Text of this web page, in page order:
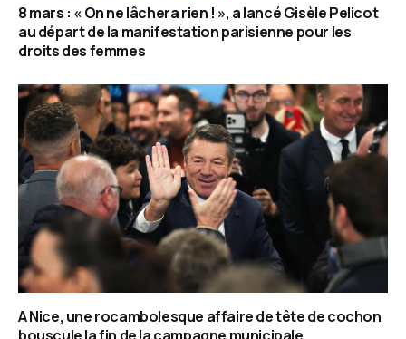
8 mars : « On ne lâchera rien ! », a lancé Gisèle Pelicot
au départ de la manifestation parisienne pour les
droits des femmes
A Nice, une rocambolesque affaire de tête de cochon